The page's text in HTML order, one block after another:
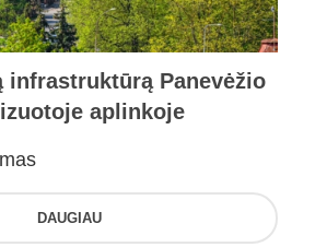
infrastruktūrą Panevėžio
aplinkoje
DAUGIAU